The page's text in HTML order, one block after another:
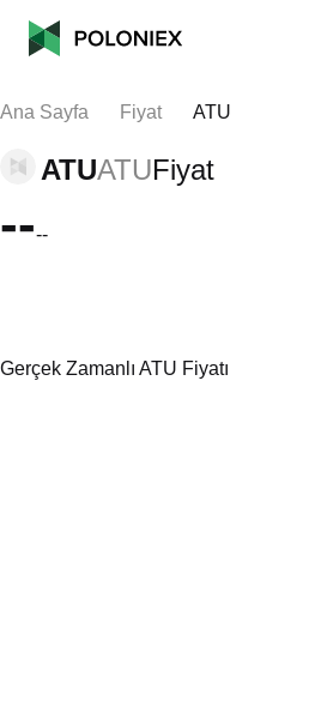
Ana Sayfa Fiyat ATU
ATUATUFiyat
----
Gerçek Zamanlı ATU Fiyatı